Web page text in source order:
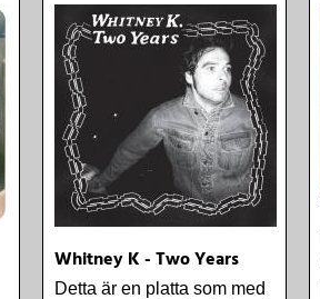
Whitney K - Two Years
Detta är en platta som med